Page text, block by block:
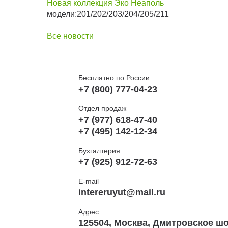
Новая коллекция Эко Неаполь
модели:201/202/203/204/205/211
Все новости
Бесплатно по России
+7 (800) 777-04-23
Отдел продаж
+7 (977) 618-47-40
+7 (495) 142-12-34
Бухгалтерия
+7 (925) 912-72-63
E-mail
intereruyut@mail.ru
Адрес
125504, Москва, Дмитровское